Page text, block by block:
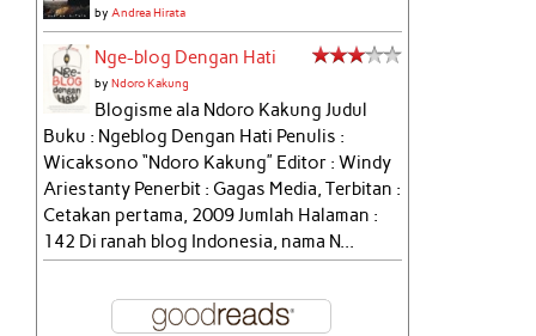
byAndrea Hirata
Nge-blog Dengan Hati
byNdoro Kakung
Blogisme ala Ndoro Kakung Judul
Buku : Ngeblog Dengan Hati Penulis :
Wicaksono “Ndoro Kakung” Editor : Windy
Ariestanty Penerbit : Gagas Media, Terbitan :
Cetakan pertama, 2009 Jumlah Halaman :
142 Di ranah blog Indonesia, nama N...